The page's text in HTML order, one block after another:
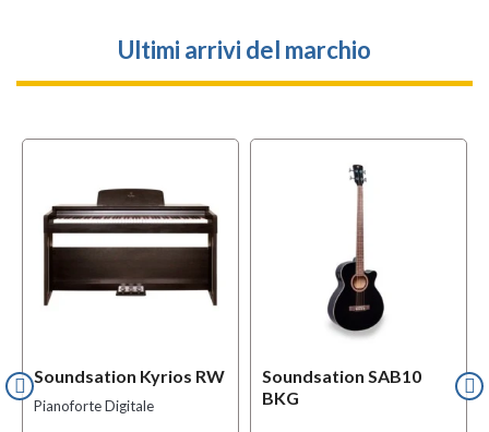
Ultimi arrivi del marchio
Soundsation Kyrios RW
Pianoforte Digitale
Soundsation SAB10
BKG